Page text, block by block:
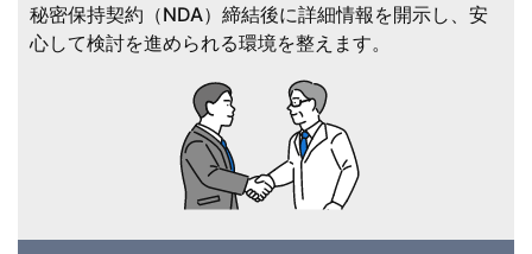
秘密保持契約（NDA）締結後に詳細情報を開示し、安
心して検討を進められる環境を整えます。